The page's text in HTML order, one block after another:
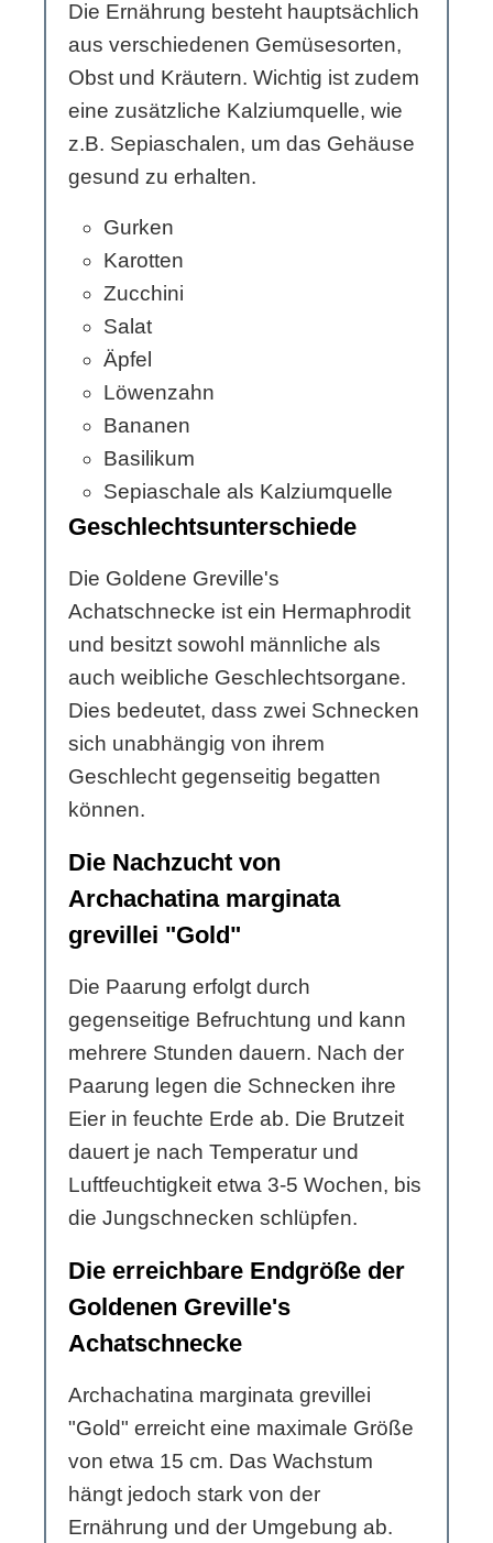
Die Ernährung besteht hauptsächlich
aus verschiedenen Gemüsesorten,
Obst und Kräutern. Wichtig ist zudem
eine zusätzliche Kalziumquelle, wie
z.B. Sepiaschalen, um das Gehäuse
gesund zu erhalten.
Gurken
Karotten
Zucchini
Salat
Äpfel
Löwenzahn
Bananen
Basilikum
Sepiaschale als Kalziumquelle
Geschlechtsunterschiede
Die Goldene Greville's
Achatschnecke ist ein Hermaphrodit
und besitzt sowohl männliche als
auch weibliche Geschlechtsorgane.
Dies bedeutet, dass zwei Schnecken
sich unabhängig von ihrem
Geschlecht gegenseitig begatten
können.
Die Nachzucht von
Archachatina marginata
grevillei "Gold"
Die Paarung erfolgt durch
gegenseitige Befruchtung und kann
mehrere Stunden dauern. Nach der
Paarung legen die Schnecken ihre
Eier in feuchte Erde ab. Die Brutzeit
dauert je nach Temperatur und
Luftfeuchtigkeit etwa 3-5 Wochen, bis
die Jungschnecken schlüpfen.
Die erreichbare Endgröße der
Goldenen Greville's
Achatschnecke
Archachatina marginata grevillei
"Gold" erreicht eine maximale Größe
von etwa 15 cm. Das Wachstum
hängt jedoch stark von der
Ernährung und der Umgebung ab.